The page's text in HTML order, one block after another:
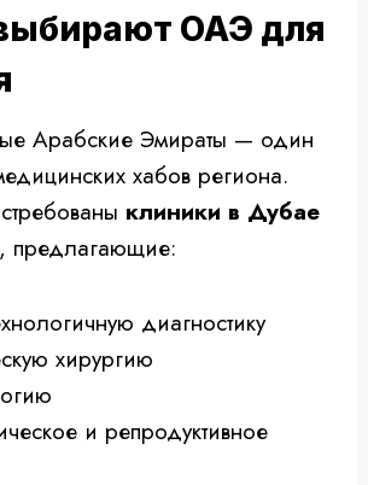
ОАЭ для
Арабские Эмираты — один
хабов региона.
клиники в Дубае
, предлагающие:
диагностику
хирургию
и репродуктивное